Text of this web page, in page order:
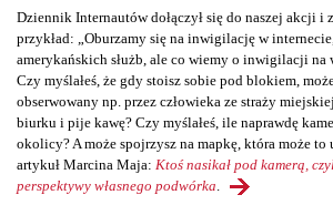
Dziennik Internautów dołączył się do naszej akcji i
przykład: „Oburzamy się na inwigilację w
amerykańskich służb, ale co wiemy o inwigilacji na
Czy myślałeś, że gdy stoisz sobie pod blokiem,
obserwowany np. przez człowieka ze straży
biurku i pije kawę? Czy myślałeś, ile naprawdę
okolicy? A może spojrzysz na mapkę, która może to
artykuł Marcina Maja: Ktoś nasikał pod kamerą,
perspektywy własnego podwórka